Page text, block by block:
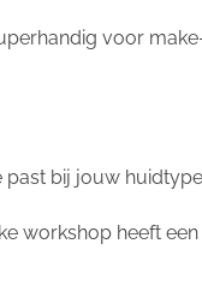
voor
bij jouw
workshop heeft